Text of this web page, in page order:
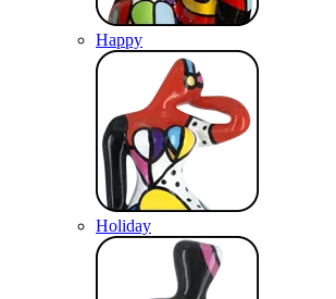
Happy
Holiday